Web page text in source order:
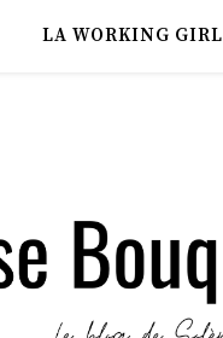
LA WORKING GIRL